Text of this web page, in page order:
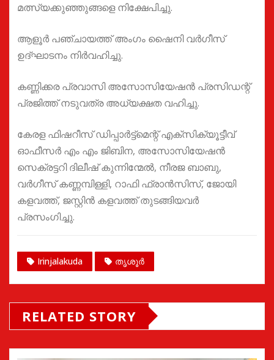
മത്സ്യക്കുഞ്ഞുങ്ങളെ നിക്ഷേപിച്ചു.
ആളൂര്‍ പഞ്ചായത്ത് അംഗം ഷൈനി വര്‍ഗീസ്
ഉദ്ഘാടനം നിര്‍വഹിച്ചു.
കണ്ണിക്കര പ്രവാസി അസോസിയേഷന്‍ പ്രസിഡന്റ്
പ്രജിത്ത് നടുവത്ര അധ്യക്ഷത വഹിച്ചു.
കേരള ഫിഷറീസ് ഡിപ്പാര്‍ട്ട്‌മെന്റ് എക്‌സിക്യൂട്ടീവ്
ഓഫീസര്‍ എം എം ജിബിന, അസോസിയേഷന്‍
സെക്രട്ടറി ദിലീഷ് കുന്നിന്മേല്‍, നീരജ ബാബു,
വര്‍ഗീസ് കണ്ണമ്പിള്ളി, റാഫി ഫ്രാന്‍സിസ്, ജോയി
കളവത്ത്, ജസ്റ്റിന്‍ കളവത്ത് തുടങ്ങിയവര്‍
പ്രസംഗിച്ചു.
Irinjalakuda തൃശൂർ
RELATED STORY